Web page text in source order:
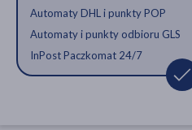
Automaty DHL i punkty POP
Automaty i punkty odbioru GLS
InPost Paczkomat 24/7